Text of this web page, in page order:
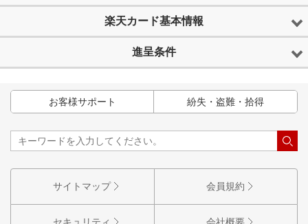
楽天カード基本情報
進呈条件
お客様サポート 紛失・盗難・拾得
サイトマップ 会員規約